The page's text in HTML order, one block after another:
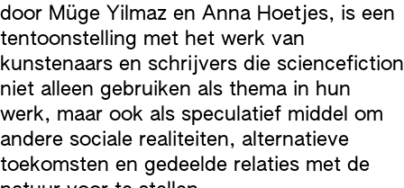
door Müge Yilmaz en Anna Hoetjes, is een
tentoonstelling met het werk van
kunstenaars en schrijvers die sciencefiction
niet alleen gebruiken als thema in hun
werk, maar ook als speculatief middel om
andere sociale realiteiten, alternatieve
toekomsten en gedeelde relaties met de